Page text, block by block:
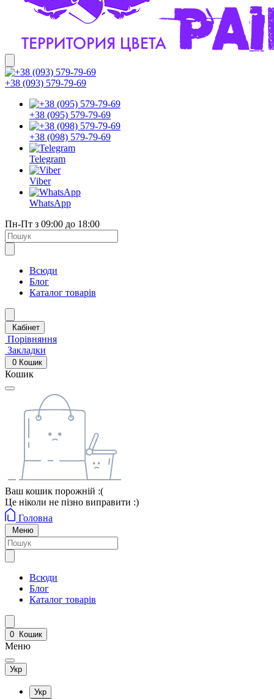
+38 (093) 579-79-69
+38 (095) 579-79-69
+38 (098) 579-79-69
Telegram
Viber
WhatsApp
Пн-Пт з 09:00 до 18:00
Всюди
Блог
Каталог товарів
Кабінет
Порівняння
Закладки
0 Кошик
Кошик
Ваш кошик порожній :(
Це ніколи не пізно виправити :)
Головна
Меню
Всюди
Блог
Каталог товарів
0 Кошик
Меню
Укр
Укр